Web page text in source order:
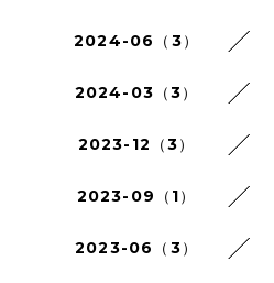
2024-06（3）
2024-03（3）
2023-12（3）
2023-09（1）
2023-06（3）